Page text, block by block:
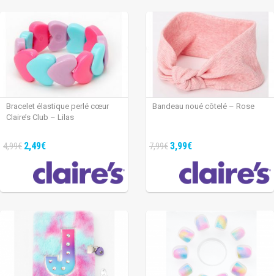
Bracelet élastique perlé cœur
Claire’s Club – Lilas
4,99€ 2,49€
Bandeau noué côtelé – Rose
7,99€3,99€